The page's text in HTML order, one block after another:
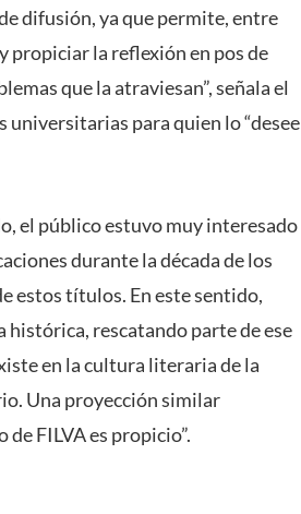
difusión, ya que permite, entre
propiciar la reflexión en pos de
que la atraviesan”, señala el
universitarias para quien lo “desee
el público estuvo muy interesado
durante la década de los
estos títulos. En este sentido,
rescatando parte de ese
en la cultura literaria de la
Una proyección similar
FILVA es propicio”.